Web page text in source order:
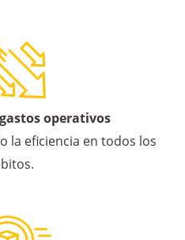
operativos
la eficiencia en todos los